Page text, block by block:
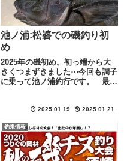
池ノ浦:松碆での磯釣り初
め
2025年の磯初め。初っ端から大
きくつまずきました⋯今回も調子
に乗って池ノ浦釣行です。 最後
朝7時出港の池ノ浦。 ６時に港
済ませて準備万端で磯選択開始...
2025.01.19 2025.01.21
釣果情報